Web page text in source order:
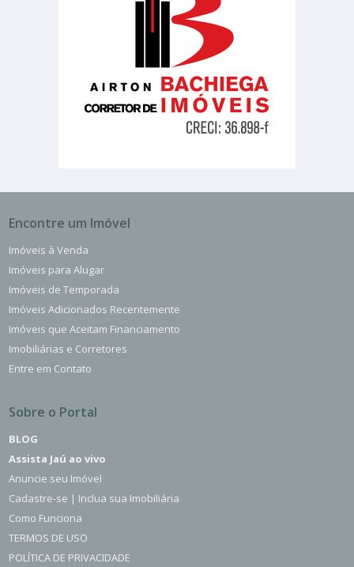
Encontre um Imóvel
Imóveis à Venda
Imóveis para Alugar
Imóveis de Temporada
Imóveis Adicionados Recentemente
Imóveis que Aceitam Financiamento
Imobiliárias e Corretores
Entre em Contato
Sobre o Portal
BLOG
Assista Jaú ao vivo
Anuncie seu Imóvel
Cadastre-se | Inclua sua Imobiliária
Como Funciona
TERMOS DE USO
POLÍTICA DE PRIVACIDADE